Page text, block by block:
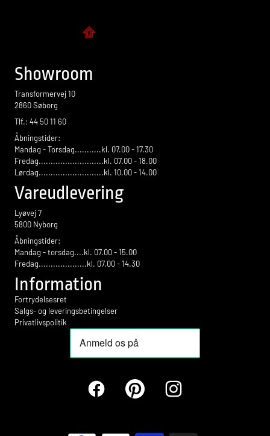
Showroom
Transformervej 10
2860 Søborg
Tlf.: 44 50 11 60
Åbningstider:
Mandag - Torsdag...........kl. 07.00 - 17.30
Fredag...........................kl. 07.00 - 18.00
Lørdag...........................kl. 10.00 - 14.00
Vareudlevering
Lyøvej 7
5800 Nyborg
Åbningstider:
Mandag - torsdag....kl. 07.00 - 15.00
Fredag....................kl. 07.00 - 14.30
Information
Fortrydelsesret
Salgs- og leveringsbetingelser
Privatlivspolitik